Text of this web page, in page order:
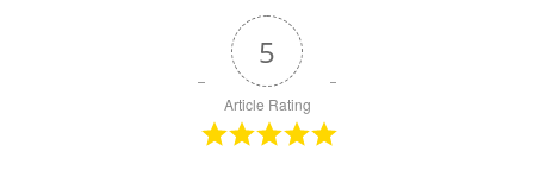
5
Article Rating